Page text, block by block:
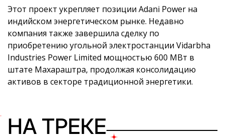
Этот проект укрепляет позиции Adani Power на
индийском энергетическом рынке. Недавно
компания также завершила сделку по
приобретению угольной электростанции Vidarbha
Industries Power Limited мощностью 600 МВт в
штате Махараштра, продолжая консолидацию
активов в секторе традиционной энергетики.
НА ТРЕКЕ